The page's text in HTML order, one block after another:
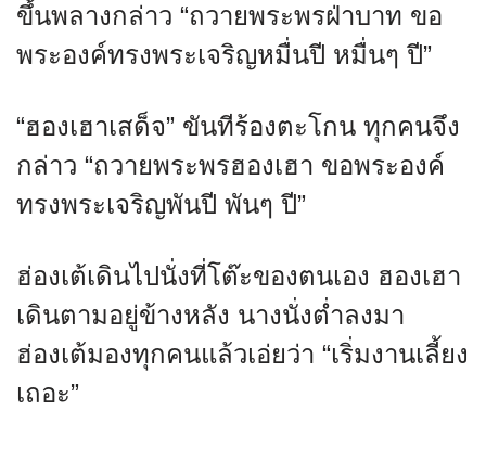
ขึ้นพลางกล่าว “ถวายพระพรฝ่าบาท ขอ
พระองค์ทรงพระเจริญหมื่นปี หมื่นๆ ปี”
“ฮองเฮาเสด็จ” ขันทีร้องตะโกน ทุกคนจึง
กล่าว “ถวายพระพรฮองเฮา ขอพระองค์
ทรงพระเจริญพันปี พันๆ ปี”
ฮ่องเต้เดินไปนั่งที่โต๊ะของตนเอง ฮองเฮา
เดินตามอยู่ข้างหลัง นางนั่งต่ำลงมา
ฮ่องเต้มองทุกคนแล้วเอ่ยว่า “เริ่มงานเลี้ยง
เถอะ”